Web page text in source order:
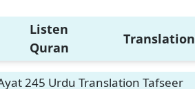
Listen
Quran
Translation
245 Urdu Translation Tafseer